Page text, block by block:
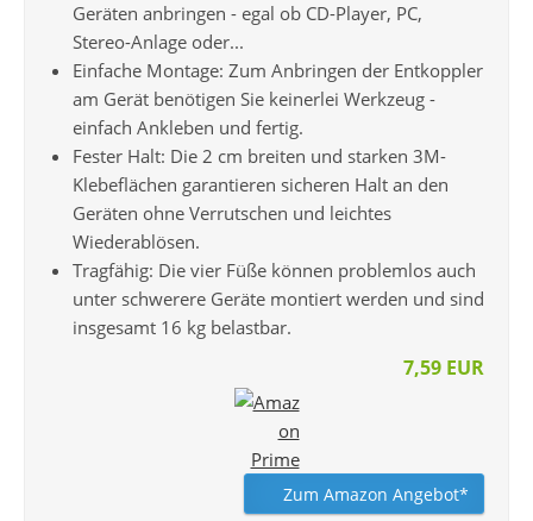
Geräten anbringen - egal ob CD-Player, PC,
Stereo-Anlage oder...
Einfache Montage: Zum Anbringen der Entkoppler
am Gerät benötigen Sie keinerlei Werkzeug -
einfach Ankleben und fertig.
Fester Halt: Die 2 cm breiten und starken 3M-
Klebeflächen garantieren sicheren Halt an den
Geräten ohne Verrutschen und leichtes
Wiederablösen.
Tragfähig: Die vier Füße können problemlos auch
unter schwerere Geräte montiert werden und sind
insgesamt 16 kg belastbar.
7,59 EUR
Zum Amazon Angebot*